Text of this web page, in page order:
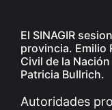
El SINAGIR
provincia. Emilio
Civil de la
Patricia Bullrich.
Autoridades